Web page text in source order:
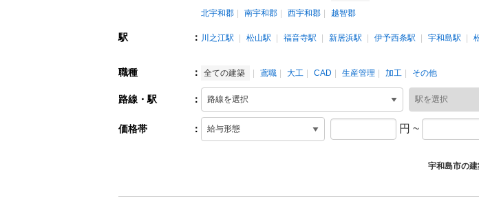
北宇和郡
南宇和郡 西宇和郡 越智郡
駅 ： 川之江駅 松山駅 福音寺駅 新居浜駅 伊予西条駅 宇和島駅
職種 ： 全ての建築 鳶職 大工 CAD 生産管理 加工 その他
路線・駅 ：
価格帯 ： 円 ~
宇和島市の